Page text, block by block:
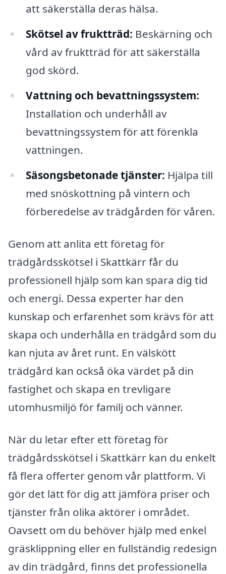
att säkerställa deras hälsa.
Skötsel av fruktträd: Beskärning och
vård av fruktträd för att säkerställa
god skörd.
Vattning och bevattningssystem:
Installation och underhåll av
bevattningssystem för att förenkla
vattningen.
Säsongsbetonade tjänster: Hjälpa till
med snöskottning på vintern och
förberedelse av trädgården för våren.
Genom att anlita ett företag för
trädgårdsskötsel i Skattkärr får du
professionell hjälp som kan spara dig tid
och energi. Dessa experter har den
kunskap och erfarenhet som krävs för att
skapa och underhålla en trädgård som du
kan njuta av året runt. En välskött
trädgård kan också öka värdet på din
fastighet och skapa en trevligare
utomhusmiljö för familj och vänner.
När du letar efter ett företag för
trädgårdsskötsel i Skattkärr kan du enkelt
få flera offerter genom vår plattform. Vi
gör det lätt för dig att jämföra priser och
tjänster från olika aktörer i området.
Oavsett om du behöver hjälp med enkel
gräsklippning eller en fullständig redesign
av din trädgård, finns det professionella